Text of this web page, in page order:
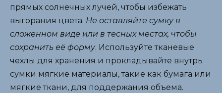
прямых солнечных лучей, чтобы избежать
выгорания цвета. Не оставляйте сумку в
сложенном виде или в тесных местах, чтобы
сохранить её форму. Используйте тканевые
чехлы для хранения и прокладывайте внутрь
сумки мягкие материалы, такие как бумага или
мягкие ткани, для поддержания объема.